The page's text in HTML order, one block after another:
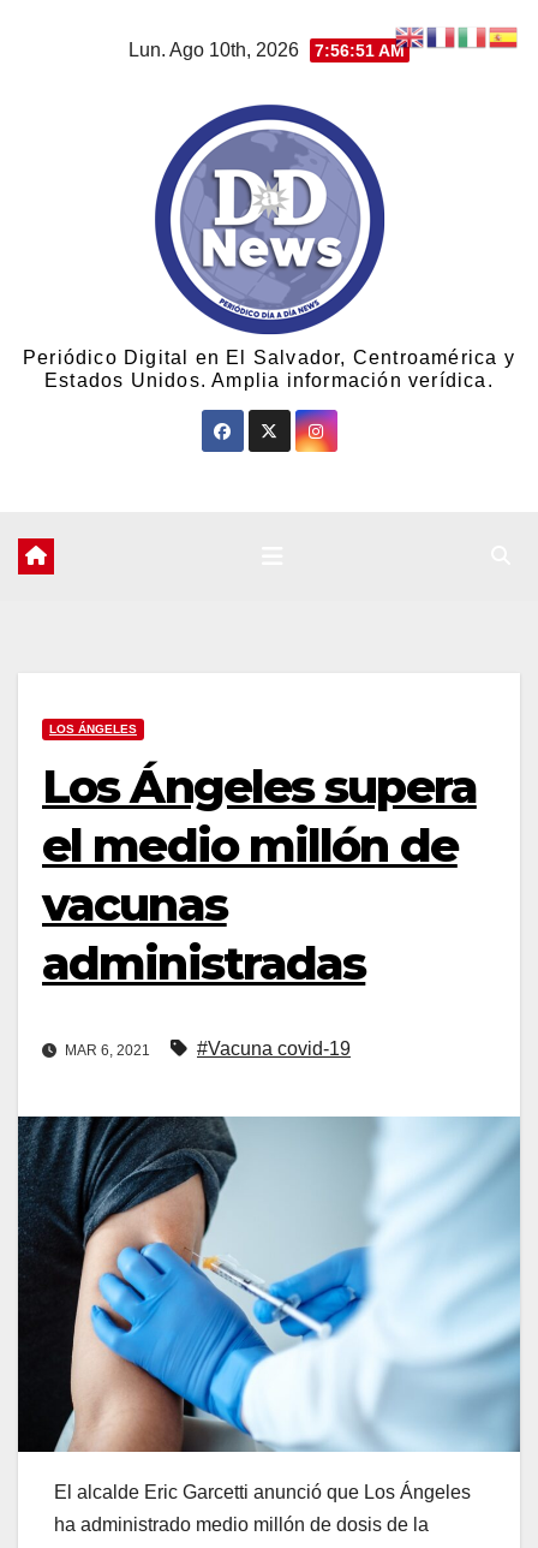
Lun. Ago 10th, 2026 7:56:52 AM
Periódico Digital en El Salvador, Centroamérica y
Estados Unidos. Amplia información verídica.
LOS ÁNGELES
Los Ángeles supera
el medio millón de
vacunas
administradas
MAR 6, 2021 #Vacuna covid-19
El alcalde Eric Garcetti anunció que Los Ángeles
ha administrado medio millón de dosis de la